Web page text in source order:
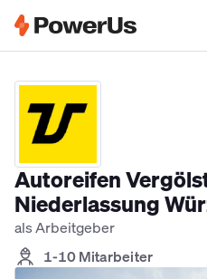
Autoreifen
Niederlassung
als Arbeitgeber
1-10 Mitarbeiter